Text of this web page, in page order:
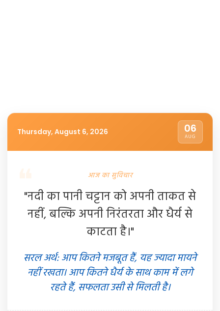
Thursday, August 6, 2026 06
AUG
आज का सुविचार
"नदी का पानी चट्टान को अपनी ताकत से
नहीं, बल्कि अपनी निरंतरता और धैर्य से
काटता है।"
सरल अर्थ: आप कितने मजबूत हैं, यह ज्यादा मायने
नहीं रखता। आप कितने धैर्य के साथ काम में लगे
रहते हैं, सफलता उसी से मिलती है।